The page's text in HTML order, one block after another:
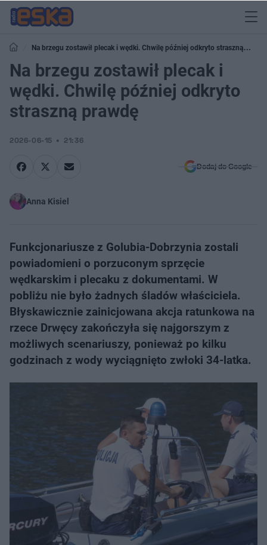
Na brzegu zostawił plecak i wędki. Chwilę później odkryto straszną
prawdę
Na brzegu zostawił plecak i
wędki. Chwilę później odkryto
straszną prawdę
2026-06-15 21:36
Dodaj do Google
Anna Kisiel
Funkcjonariusze z Golubia-Dobrzynia zostali
powiadomieni o porzuconym sprzęcie
wędkarskim i plecaku z dokumentami. W
pobliżu nie było żadnych śladów właściciela.
Błyskawicznie zainicjowana akcja ratunkowa na
rzece Drwęcy zakończyła się najgorszym z
możliwych scenariuszy, ponieważ po kilku
godzinach z wody wyciągnięto zwłoki 34-latka.